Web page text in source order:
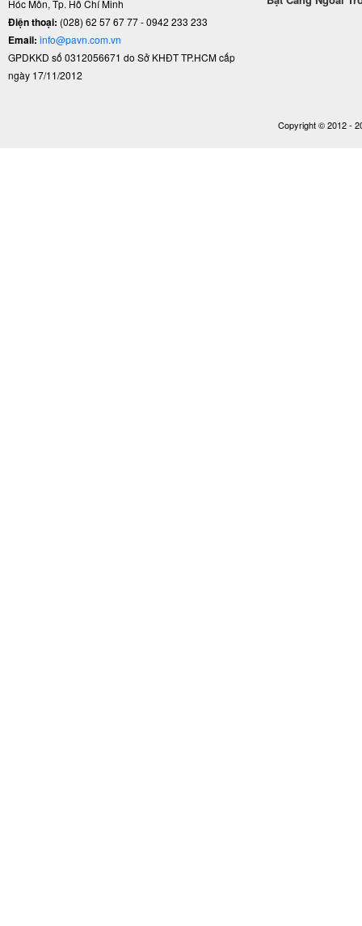
Hóc Môn, Tp. Hồ Chí Minh
Điện thoại: (028) 62 57 67 77 - 0942 233 233
Email: info@pavn.com.vn
GPDKKD số 0312056671 do Sở KHĐT TP.HCM cấp
ngày 17/11/2012
Copyright © 2012 -